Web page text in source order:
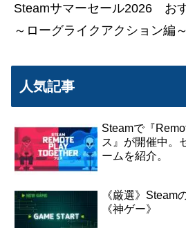
Steamサマーセール2026 お
～ローグライクアクション編～
人気記事
Steamで『
ス』が開催中。
ームを紹介。
《厳選》Steam
《神ゲー》